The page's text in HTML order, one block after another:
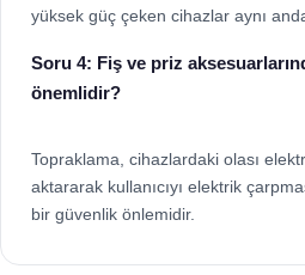
yüksek güç çeken cihazlar aynı
Soru 4: Fiş ve priz
önemlidir?
Topraklama, cihazlardaki olası
aktararak kullanıcıyı elektrik
bir güvenlik önlemidir.